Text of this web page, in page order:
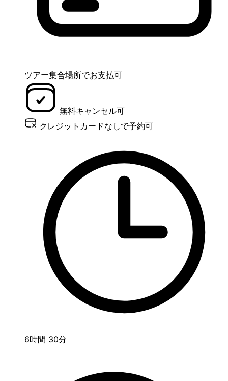
ツアー集合場所でお支払可
無料キャンセル可
クレジットカードなしで予約可
6時間 30分